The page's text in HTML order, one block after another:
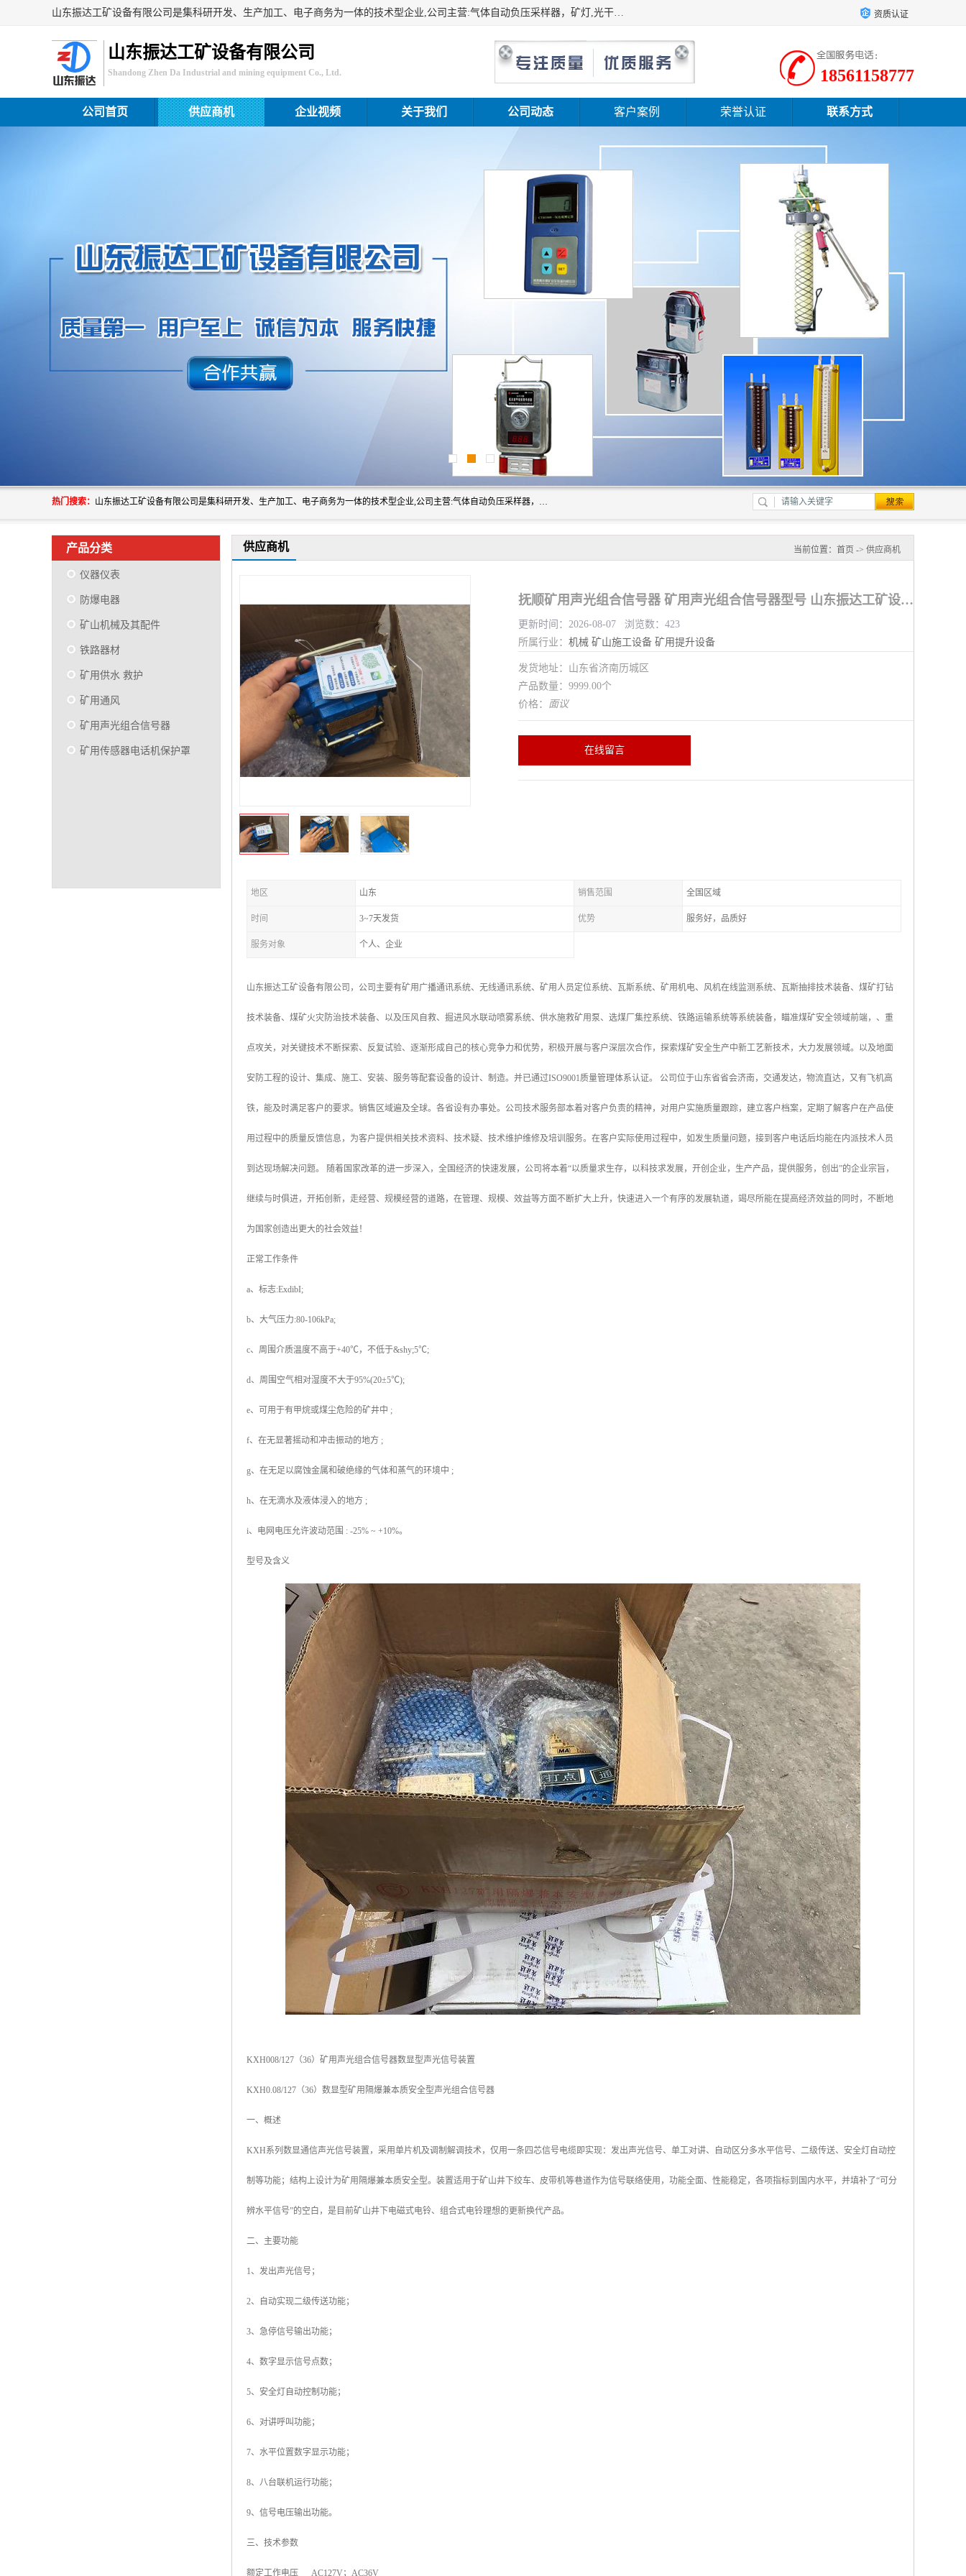
山东振达工矿设备有限公司是集科研开发、生产加工、电子商务为一体的技术型企业,公司主营:气体自动负压采样器，矿灯,光干涉甲烷测定器及其校验仪,甲烷报警仪及其校验装置,甲烷传感器校验装置,粉尘校验装置,煤尘爆炸校验装置,高压水表,三点测径规,圆型规,钢规磨耗仪,第四种检查器,内距尺,轮径尺,样板等铁路配件仪表,矿用设备等产品. 资质认证
山东振达工矿设备有限公司
Shandong Zhen Da Industrial and mining equipment Co., Ltd. 18561158777
公司首页 供应商机 企业视频 关于我们 公司动态 客户案例 荣誉认证 联系方式
热门搜索： 山东振达工矿设备有限公司是集科研开发、生产加工、电子商务为一体的技术型企业,公司主营:气体自动负压采样器，矿灯,光干涉甲烷测定器及其校验仪,甲烷报警仪及其校验装置,甲烷传感器校验装置,粉尘校验装置,煤尘爆炸校验装置,高压水表,三点测径规,圆型规,钢规磨耗仪,第四种检查器,内距尺,轮径尺,样板等铁路配件仪表,矿用设备等产品.
产品分类
仪器仪表
防爆电器
矿山机械及其配件
铁路器材
矿用供水 救护
矿用通风
矿用声光组合信号器
矿用传感器电话机保护罩
供应商机 当前位置： 首页 -> 供应商机
抚顺矿用声光组合信号器 矿用声光组合信号器型号 山东振达工矿设备有限公司
更新时间：2026-08-07 浏览数：423
所属行业： 机械 矿山施工设备 矿用提升设备
发货地址：山东省济南历城区
产品数量：9999.00个
价格： 面议
在线留言
地区 山东 销售范围 全国区域
时间 3~7天发货 优势 服务好，品质好
服务对象 个人、企业
山东振达工矿设备有限公司，公司主要有矿用广播通讯系统、无线通讯系统、矿用人员定位系统、瓦斯系统、矿用机电、风机在线监测系统、瓦斯抽排技术装备、煤矿打钻
技术装备、煤矿火灾防治技术装备、以及压风自救、掘进风水联动喷雾系统、供水施救矿用泵、选煤厂集控系统、铁路运输系统等系统装备，瞄准煤矿安全领域前端，、重
点攻关，对关键技术不断探索、反复试验、逐渐形成自己的核心竞争力和优势，积极开展与客户深层次合作，探索煤矿安全生产中新工艺新技术，大力发展领域。以及地面
安防工程的设计、集成、施工、安装、服务等配套设备的设计、制造。并已通过ISO9001质量管理体系认证。 公司位于山东省省会济南，交通发达，物流直达，又有飞机高
铁，能及时满足客户的要求。销售区域遍及全球。各省设有办事处。公司技术服务部本着对客户负责的精神，对用户实施质量跟踪，建立客户档案，定期了解客户在产品使
用过程中的质量反馈信息，为客户提供相关技术资料、技术疑、技术维护维修及培训服务。在客户实际使用过程中，如发生质量问题，接到客户电话后均能在内派技术人员
到达现场解决问题。 随着国家改革的进一步深入，全国经济的快速发展，公司将本着“以质量求生存，以科技求发展，开创企业，生产产品，提供服务，创出”的企业宗旨，
继续与时俱进，开拓创新，走经营、规模经营的道路，在管理、规模、效益等方面不断扩大上升，快速进入一个有序的发展轨道，竭尽所能在提高经济效益的同时，不断地
为国家创造出更大的社会效益！
正常工作条件
a、标志:ExdibI;
b、大气压力:80-106kPa;
c、周围介质温度不高于+40℃，不低于&shy;5℃;
d、周围空气相对湿度不大于95%(20±5℃);
e、可用于有甲烷或煤尘危险的矿井中 ;
f、在无显著摇动和冲击振动的地方 ;
g、在无足以腐蚀金属和破绝缘的气体和蒸气的环境中 ;
h、在无滴水及液体浸入的地方 ;
i、电网电压允许波动范围 : -25% ~ +10%。
型号及含义
KXH008/127（36）矿用声光组合信号器数显型声光信号装置
KXH0.08/127（36）数显型矿用隔爆兼本质安全型声光组合信号器
一、概述
KXH系列数显通信声光信号装置，采用单片机及调制解调技术，仅用一条四芯信号电缆即实现：发出声光信号、单工对讲、自动区分多水平信号、二级传送、安全灯自动控
制等功能；结构上设计为矿用隔爆兼本质安全型。装置适用于矿山井下绞车、皮带机等巷道作为信号联络使用，功能全面、性能稳定，各项指标到国内水平，并填补了“可分
辨水平信号”的空白，是目前矿山井下电磁式电铃、组合式电铃理想的更新换代产品。
二、主要功能
1、发出声光信号；
2、自动实现二级传送功能；
3、急停信号输出功能；
4、数字显示信号点数；
5、安全灯自动控制功能；
6、对讲呼叫功能；
7、水平位置数字显示功能；
8、八台联机运行功能；
9、信号电压输出功能。
三、技术参数
额定工作电压 AC127V；AC36V